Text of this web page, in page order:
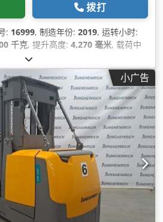
拨打
: 16999, 制造年份: 2019, 运转小时:
千克, 提升高度: 4,270 毫米, 载荷中
, 桅杆类型:
压:48 V, 叉长:1,200 毫米, 总重量:
小广告